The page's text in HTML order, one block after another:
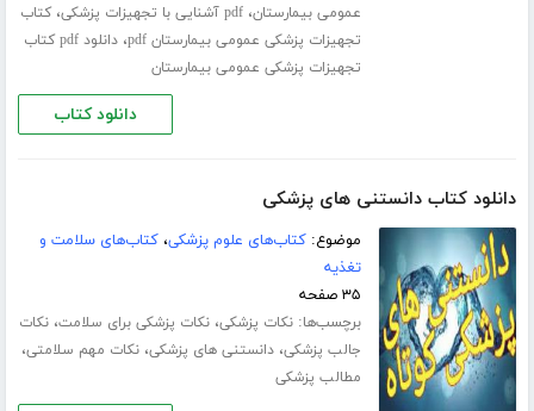
عمومی بیمارستان،pdf آشنایی با تجهیزات پزشکی ،کتاب
تجهیزات پزشکی عمومی بیمارستان pdf
،
دانلود pdf کتاب
تجهیزات پزشکی عمومی بیمارستان
دانلود کتاب
دانلود کتاب دانستنی های پزشکی
موضوع:کتاب‌های علوم پزشکی،کتاب‌های سلامت و
تغذیه
۳۵ صفحه
برچسب‌ها:نکات پزشکی،نکات پزشکی برای سلامت،نکات
جالب پزشکی،دانستنی های پزشکی،نکات مهم سلامتی،
مطالب پزشکی